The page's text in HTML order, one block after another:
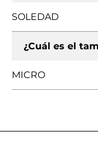
SOLEDAD
¿Cuál es el
MICRO